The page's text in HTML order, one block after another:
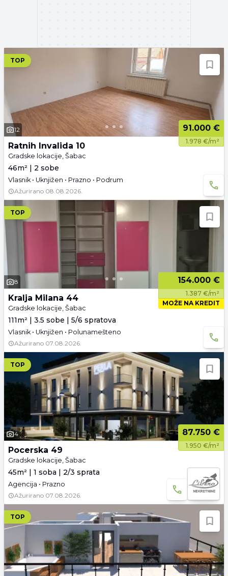
TOP
12 91.000 €
1.978 €/m²
Ratnih Invalida 10
Gradske lokacije, Šabac
46m² | 2 sobe
Vlasnik • Uknjižen • Prazno • Podrum
Ažurirano 08.08.2026.
TOP
8 154.000 €
1.387 €/m²
MOŽE NA KREDIT
Kralja Milana 44
Gradske lokacije, Šabac
111m² | 3.5 sobe | 5/6 spratova
Vlasnik • Uknjižen • Polunamešteno
Ažurirano 07.08.2026.
TOP
4 87.750 €
1.950 €/m²
Pocerska 49
Gradske lokacije, Šabac
45m² | 1 soba | 2/3 sprata
Agencija • Prazno
Ažurirano 07.08.2026.
TOP